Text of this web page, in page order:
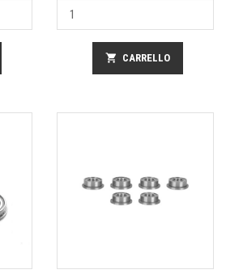
shopping_cart CARRELLO